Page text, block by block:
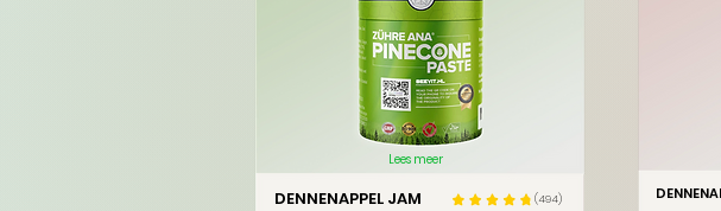
Lees meer
DENNENAPPEL JAM (494)